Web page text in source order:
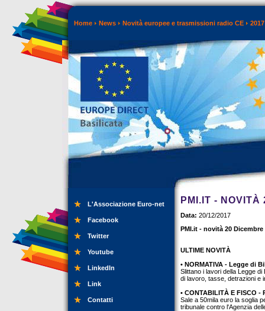
Home News Novità europee e trasmissioni radio CE 2017
L'Associazione Euro-net
Facebook
Twitter
Youtube
LinkedIn
Link
Contatti
PMI.IT - NOVITÀ
Data: 20/12/2017
PMI.it - novità 20 Dicembre
ULTIME NOVITÀ
• NORMATIVA - Legge di
Slittano i lavori della Legge
di lavoro, tasse, detrazioni e
• CONTABILITÀ E FISCO
Sale a 50mila euro la soglia
tribunale contro l'Agenzia